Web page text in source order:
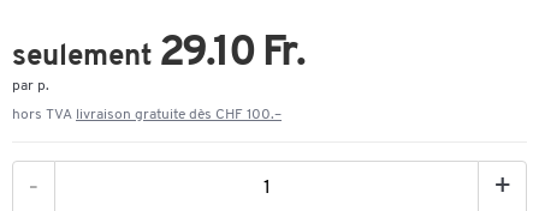
seulement 29.10 Fr.
par p.
hors TVA livraison gratuite dès CHF 100.–
- +